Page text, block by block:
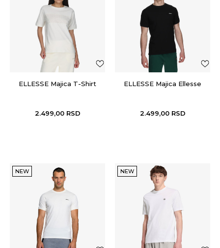
ELLESSE Majica T-Shirt
2.499,00 RSD
ELLESSE Majica Ellesse
2.499,00 RSD
NEW NEW